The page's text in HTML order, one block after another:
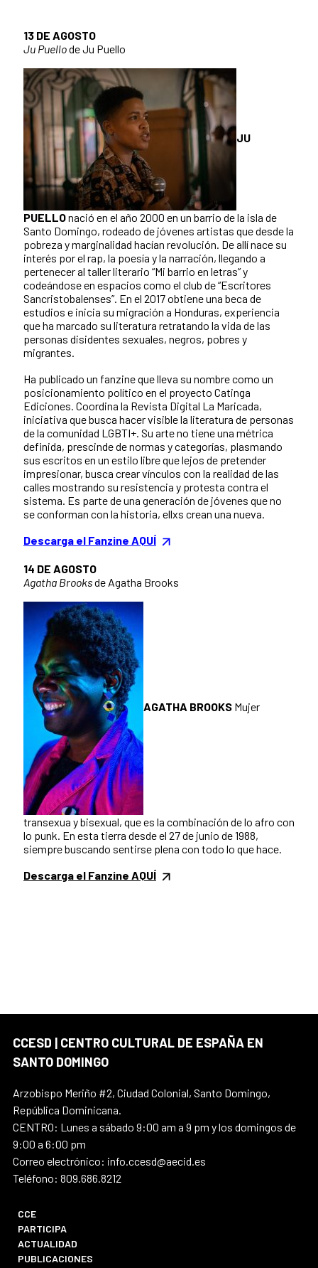
13 DE AGOSTO
Ju Puellode Ju Puello
JU
PUELLOnació en el año 2000 en un barrio de la isla de
Santo Domingo, rodeado de jóvenes artistas que desde la
pobreza y marginalidad hacían revolución. De allí nace su
interés por el rap, la poesía y la narración, llegando a
pertenecer al taller literario “Mi barrio en letras” y
codeándose en espacios como el club de “Escritores
Sancristobalenses”. En el 2017 obtiene una beca de
estudios e inicia su migración a Honduras, experiencia
que ha marcado su literatura retratando la vida de las
personas disidentes sexuales, negros, pobres y
migrantes.
Ha publicado un fanzine que lleva su nombre como un
posicionamiento político en el proyecto Catinga
Ediciones. Coordina la Revista Digital La Maricada,
iniciativa que busca hacer visible la literatura de personas
de la comunidad LGBTI+. Su arte no tiene una métrica
definida, prescinde de normas y categorías, plasmando
sus escritos en un estilo libre que lejos de pretender
impresionar, busca crear vínculos con la realidad de las
calles mostrando su resistencia y protesta contra el
sistema. Es parte de una generación de jóvenes que no
se conforman con la historia, ellxs crean una nueva.
Descarga el Fanzine AQUÍ
14 DE AGOSTO
Agatha Brooksde Agatha Brooks
AGATHA BROOKS Mujer
transexua y bisexual, que es la combinación de lo afro con
lo punk. En esta tierra desde el 27 de junio de 1988,
siempre buscando sentirse plena con todo lo que hace.
Descarga el Fanzine AQUÍ
CCESD | CENTRO CULTURAL DE ESPAÑA EN
SANTO DOMINGO
Arzobispo Meriño #2, Ciudad Colonial, Santo Domingo,
República Dominicana.
CENTRO: Lunes a sábado 9:00 am a 9 pm y los domingos de
9:00 a 6:00 pm
Correo electrónico: info.ccesd@aecid.es
Teléfono: 809.686.8212
CCE
PARTICIPA
ACTUALIDAD
PUBLICACIONES